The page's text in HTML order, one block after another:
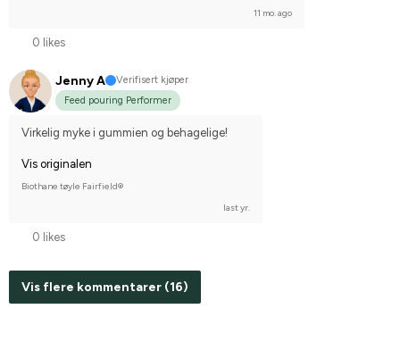
11 mo. ago
0 likes
Jenny A
Verifisert kjøper
Feed pouring Performer
Virkelig myke i gummien og behagelige!
Vis originalen
Biothane tøyle Fairfield®
last yr.
0 likes
Vis flere kommentarer (16)